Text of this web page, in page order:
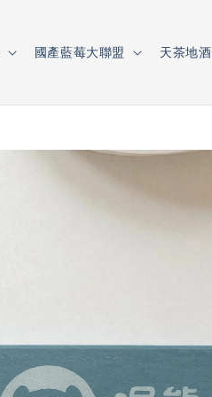
國產藍莓大聯盟 天茶地酒